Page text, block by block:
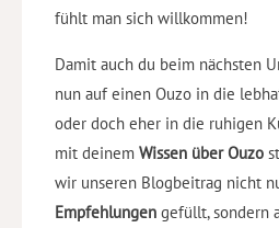
fühlt man sich willkommen!
Damit auch du beim nächsten
nun auf einen Ouzo in die
oder doch eher in die ruhigen
mit deinem Wissen über Ouzo
wir unseren Blogbeitrag nicht
Empfehlungen gefüllt, sondern